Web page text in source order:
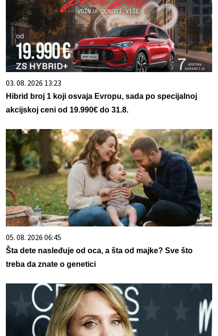
03. 08. 2026 13:23
Hibrid broj 1 koji osvaja Evropu, sada po specijalnoj
akcijskoj ceni od 19.990€ do 31.8.
05. 08. 2026 06:45
Šta dete nasleđuje od oca, a šta od majke? Sve što
treba da znate o genetici